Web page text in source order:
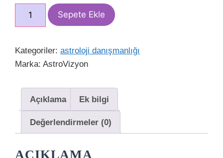
Horary
adet
Sepete Ekle
Kategoriler: astroloji danışmanlığı
Marka: AstroVizyon
Açıklama Ek bilgi
Değerlendirmeler (0)
AÇIKLAMA